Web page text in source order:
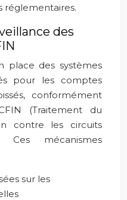
réglementaires.
des
place des systèmes
pour les comptes
conformément
(Traitement du
contre les circuits
Ces mécanismes
sur les